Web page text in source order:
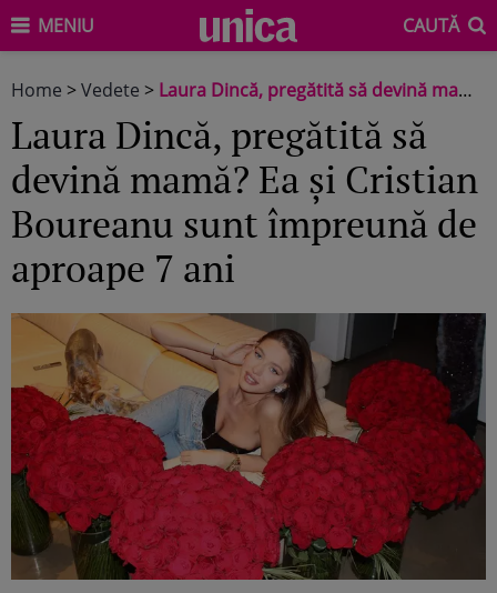
MENIU CAUTĂ
Home >Vedete > Laura Dincă, pregătită să devină mamă? Ea și Cristian Boureanu sunt împreună de aproape 7 ani
Laura Dincă, pregătită să
devină mamă? Ea și Cristian
Boureanu sunt împreună de
aproape 7 ani